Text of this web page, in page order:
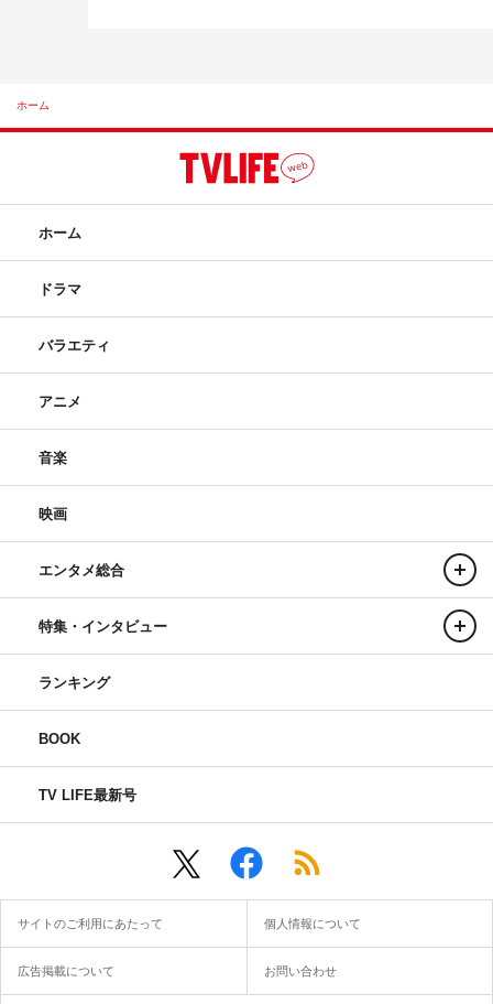
ホーム
ホーム
ドラマ
バラエティ
アニメ
音楽
映画
エンタメ総合
特集・インタビュー
ランキング
BOOK
TV LIFE最新号
サイトのご利用にあたって 個人情報について
広告掲載について お問い合わせ